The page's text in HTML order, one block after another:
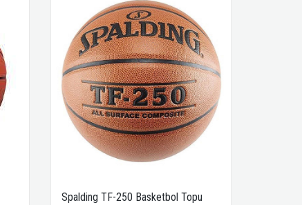
Spalding TF-250 Basketbol Topu